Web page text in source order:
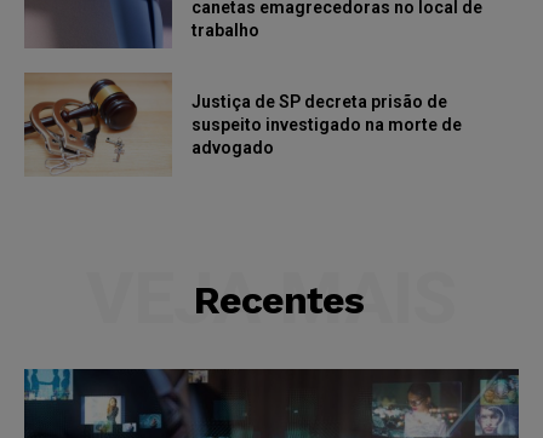
canetas emagrecedoras no local de
trabalho
Justiça de SP decreta prisão de
suspeito investigado na morte de
advogado
Recentes
VEJA MAIS